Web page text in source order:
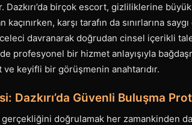
Dazkırı’da birçok escort, gizliliklerine
karşı tarafın da sınırlarına
davranarak doğrudan cinsel içerikli
profesyonel bir hizmet anlayışıyla
keyifli bir görüşmenin anahtarıdır.
Dazkırı’da Güvenli Buluşma
doğrulamak her zamankinden